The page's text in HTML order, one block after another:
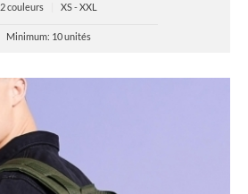
2 couleurs XS - XXL
Minimum: 10 unités